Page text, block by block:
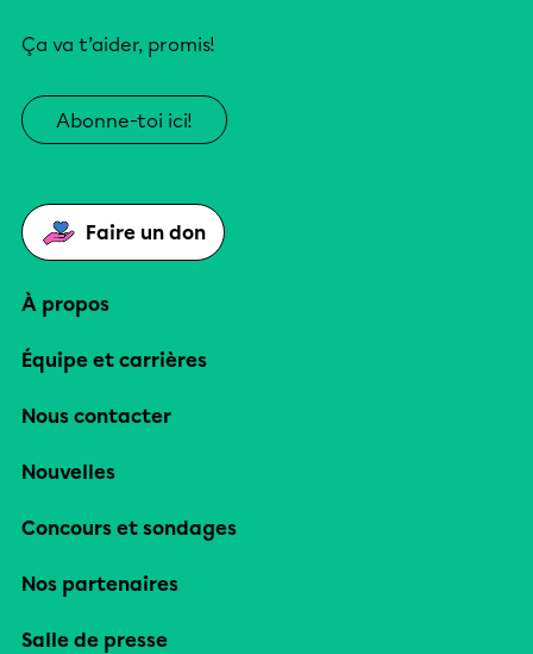
Ça va t’aider, promis!
Abonne-toi ici!
Faire un don
À propos
Équipe et carrières
Nous contacter
Nouvelles
Concours et sondages
Nos partenaires
Salle de presse